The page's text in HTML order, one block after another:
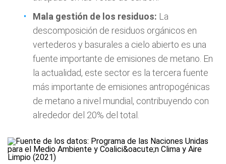
Mala gestión de los residuos: La
descomposición de residuos orgánicos en
vertederos y basurales a cielo abierto es una
fuente importante de emisiones de metano. En
la actualidad, este sector es la tercera fuente
más importante de emisiones antropogénicas
de metano a nivel mundial, contribuyendo con
alrededor del 20% del total.